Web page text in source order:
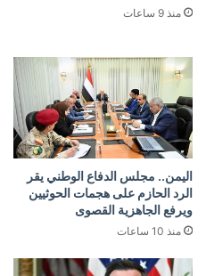
منذ 9 ساعات
اليمن.. مجلس الدفاع الوطني يقر
الرد الحازم على هجمات الحوثيين
ويرفع الجاهزية القصوى
منذ 10 ساعات